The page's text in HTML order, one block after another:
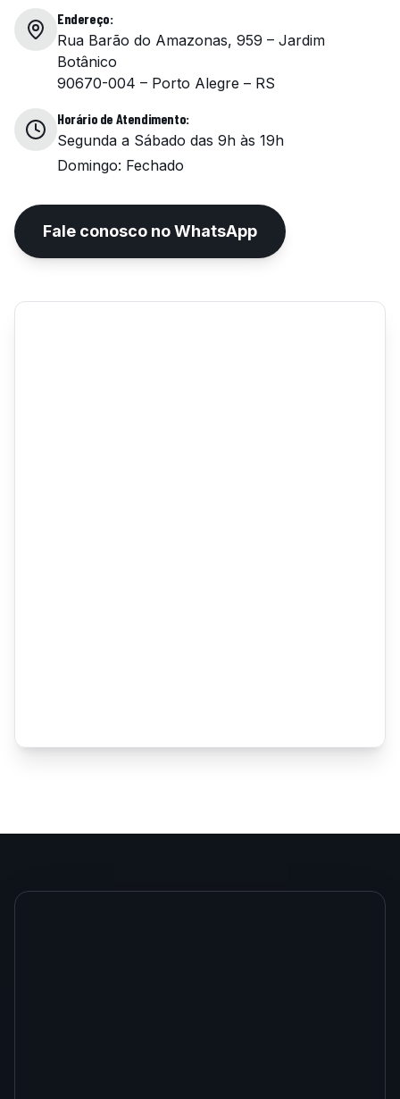
Endereço:
Rua Barão do Amazonas, 959 – Jardim
Botânico
90670-004 – Porto Alegre – RS
Horário de Atendimento:
Segunda a Sábado das 9h às 19h
Domingo: Fechado
Fale conosco no WhatsApp